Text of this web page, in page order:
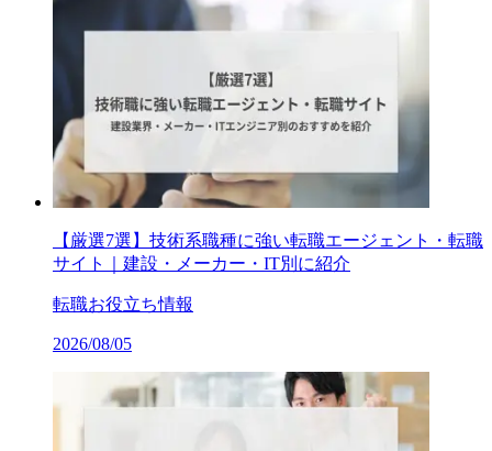
【厳選7選】技術系職種に強い転職エージェント・転職
サイト｜建設・メーカー・IT別に紹介
転職お役立ち情報
2026/08/05